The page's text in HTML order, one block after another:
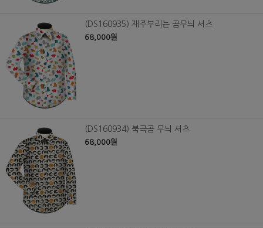
(DS160935) 재주부리는 곰무늬 셔츠
68,000원
(DS160934) 북극곰 무늬 셔츠
68,000원